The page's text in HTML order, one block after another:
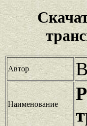
Автор
Наименование